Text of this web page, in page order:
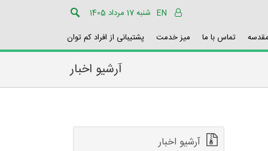
شنبه 17 مرداد 1405 EN
تماس با ما میز خدمت پشتیبانی از افراد کم توان
آرشیو اخبار
آرشیو اخبار